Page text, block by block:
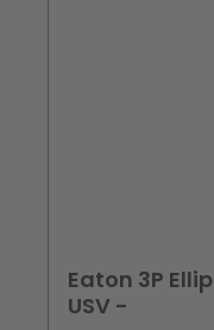
Eaton 3P
USV -